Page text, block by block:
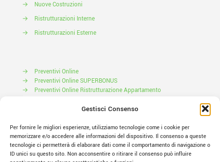
Gestisci Consenso
Per fornire le migliori esperienze, utilizziamo tecnologie come i cookie per
memorizzare e/o accedere alle informazioni del dispositivo. Il consenso a queste
tecnologie ci permetterà di elaborare dati come il comportamento di navigazione o
ID unici su questo sito. Non acconsentire o ritirare il consenso può influire
→
Nuove Costruzioni
→
Ristrutturazioni Interne
→
Ristrutturazioni Esterne
→
Preventivi Online
→
Preventivi Online SUPERBONUS
→
Preventivi Online Ristrutturazione Appartamento
Prenota il tuo Sopralluogo